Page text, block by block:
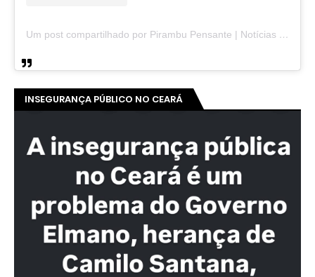
Um post compartilhado por Pirambu Pensante | Notícias & Entretenimento (@pirambupensante)
INSEGURANÇA PÚBLICO NO CEARÁ